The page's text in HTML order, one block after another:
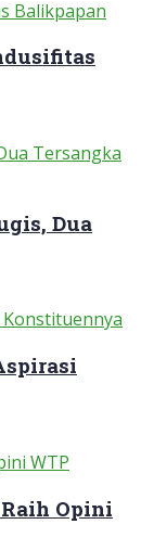
Dua
Opini